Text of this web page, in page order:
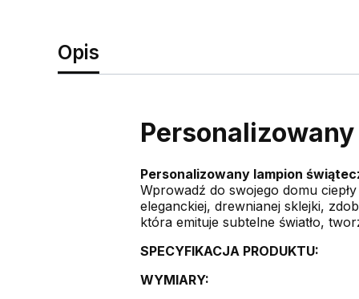
Opis
Personalizowany lampion
Wprowadź do swojego domu
eleganckiej, drewnianej sklejki,
która emituje subtelne światło,
SPECYFIKACJA PRODUKTU:
WYMIARY: